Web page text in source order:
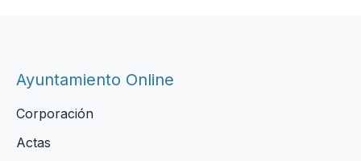
Ayuntamiento Online
Corporación
Actas